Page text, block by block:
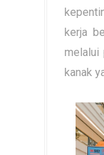
kerja
melalui
kanak